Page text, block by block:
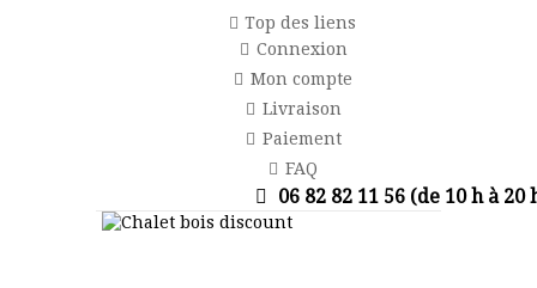
Top des liens
Connexion
Mon compte
Livraison
Paiement
FAQ
06 82 82 11 56 (de 10 h à 20